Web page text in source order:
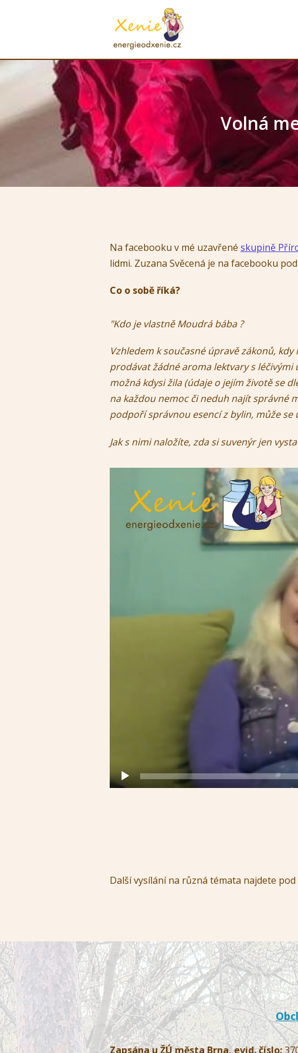
Volná
Na facebooku v mé uzavřené skupině
lidmi. Zuzana Svěcená je na facebooku
Co o sobě říká?
"Kdo je vlastně Moudrá bába ?
Vzhledem k současné úpravě zákonů,
prodávat žádné aroma lektvary s léčivými
možná kdysi žila (údaje o jejím životě se
na každou nemoc či neduh najít správné
podpoří správnou esencí z bylin, může se
Jak s nimi naložíte, zda si suvenýr jen
přehrávač
Další vysílání na různá témata najdete pod
Zapsána u ŽÚ města Brna, evid. číslo: